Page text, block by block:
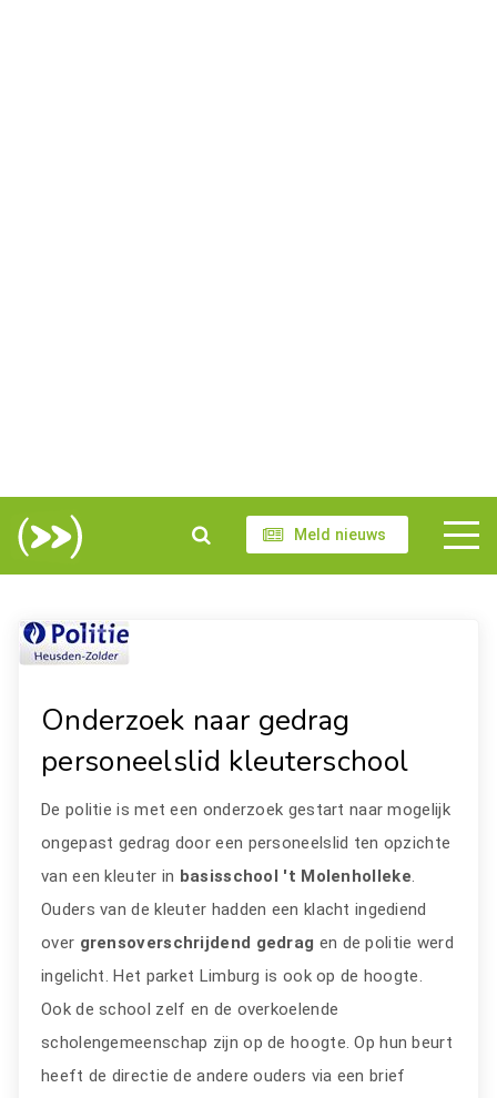
Meld nieuws
Onderzoek naar gedrag
personeelslid kleuterschool
De politie is met een onderzoek gestart naar mogelijk
ongepast gedrag door een personeelslid ten opzichte
van een kleuter in basisschool 't Molenholleke.
Ouders van de kleuter hadden een klacht ingediend
over grensoverschrijdend gedrag en de politie werd
ingelicht. Het parket Limburg is ook op de hoogte.
Ook de school zelf en de overkoelende
scholengemeenschap zijn op de hoogte. Op hun beurt
heeft de directie de andere ouders via een brief